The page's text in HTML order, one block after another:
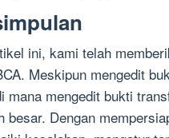
ini, kami telah
Meskipun mengedit
mana mengedit bukti
besar. Dengan